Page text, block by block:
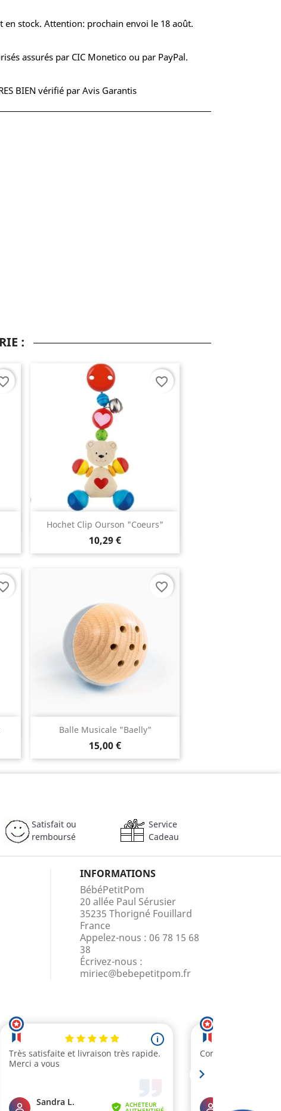
en stock. Attention: prochain envoi le 18 août.
assurés par CIC Monetico ou par PayPal.
BIEN vérifié par Avis Garantis
:
Hochet Clip Ourson "Coeurs"
10,29 €
Aperçu rapide
favorite_border
Balle Musicale "Baelly"
15,00 €
 Aperçu rapide
favorite_border
Satisfait ou
remboursé
Service
Cadeau
INFORMATIONS
BébéPetitPom
20 allée Paul Sérusier
35235 Thorigné Fouillard
France
Appelez-nous : 06 78 15 68
38
Écrivez-nous :
miriec@bebepetitpom.fr